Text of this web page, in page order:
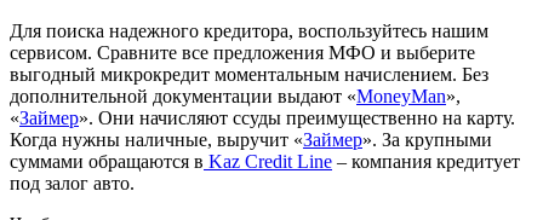
Для поиска надежного кредитора, воспользуйтесь нашим
сервисом. Сравните все предложения МФО и выберите
выгодный микрокредит моментальным начислением. Без
дополнительной документации выдают «MoneyMan»,
«Займер». Они начисляют ссуды преимущественно на карту.
Когда нужны наличные, выручит «Займер». За крупными
суммами обращаются в Kaz Credit Line – компания кредитует
под залог авто.